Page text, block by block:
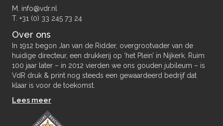
M. info@vdr.nl
T. +31 (0) 33 245 73 24
Over ons
In 1912 begon Jan van de Ridder, overgrootvader van de
huidige directeur, een drukkerij op ‘het Plein’ in Nijkerk. Ruim
100 jaar later – in 2012 vierden we ons gouden jubileum – is
VdR druk & print nog steeds een gewaardeerd bedrijf dat
klaar is voor de toekomst.
Lees meer